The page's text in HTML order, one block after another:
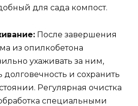
для сада компост.
После завершения
из опилкобетона
ухаживать за ним,
долговечность и сохранить
Регулярная очистка
специальными